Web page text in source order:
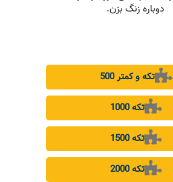
500 تکه و کمتر
1000 تکه
1500 تکه
2000 تکه